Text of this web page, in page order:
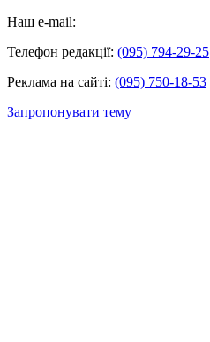
Наш e-mail:
Телефон редакції: (095) 794-29-25
Реклама на сайті: (095) 750-18-53
Запропонувати тему